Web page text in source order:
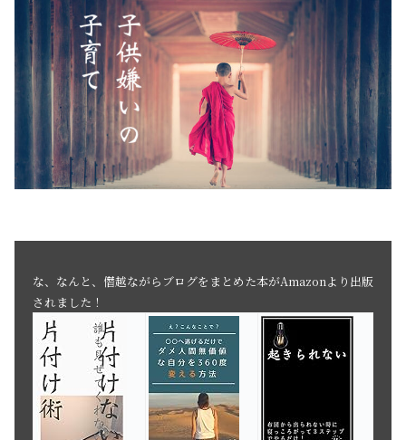
な、なんと、僭越ながらブログをまとめた本がAmazonより出版
されました！